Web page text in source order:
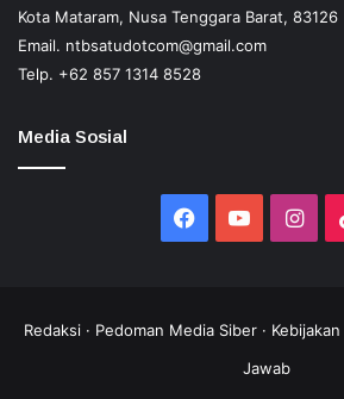
Kota Mataram, Nusa Tenggara Barat, 83126
Email. ntbsatudotcom@gmail.com
Telp. +62 857 1314 8528
Media Sosial
Facebook
YouTube
Redaksi · Pedoman Media Siber ·
Jawab